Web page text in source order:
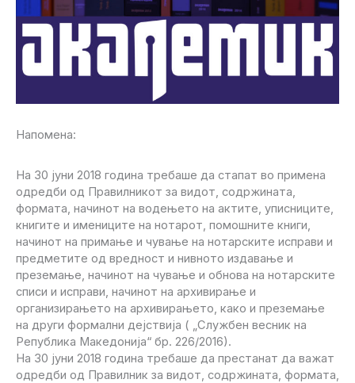
Напомена:
На 30 јуни 2018 година требаше да стапат во примена
одредби од Правилникот за видот, содржината,
формата, начинот на водењето на актите, уписниците,
книгите и имениците на нотарот, помошните книги,
начинот на примање и чување на нотарските исправи и
предметите од вредност и нивното издавање и
преземање, начинот на чување и обнова на нотарските
списи и исправи, начинот на архивирање и
организирањето на архивирањето, како и преземање
на други формални дејствија ( „Службен весник на
Република Македонија“ бр. 226/2016).
На 30 јуни 2018 година требаше да престанат да важат
одредби од Правилник за видот, содржината, формата,